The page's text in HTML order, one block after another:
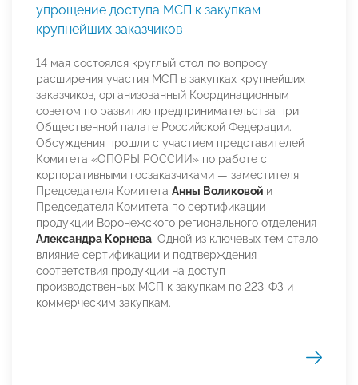
упрощение доступа МСП к закупкам
крупнейших заказчиков
14 мая состоялся круглый стол по вопросу
расширения участия МСП в закупках крупнейших
заказчиков, организованный Координационным
советом по развитию предпринимательства при
Общественной палате Российской Федерации.
Обсуждения прошли с участием представителей
Комитета «ОПОРЫ РОССИИ» по работе с
корпоративными госзаказчиками — заместителя
Председателя Комитета Анны Воликовой и
Председателя Комитета по сертификации
продукции Воронежского регионального отделения
Александра Корнева. Одной из ключевых тем стало
влияние сертификации и подтверждения
соответствия продукции на доступ
производственных МСП к закупкам по 223-ФЗ и
коммерческим закупкам.